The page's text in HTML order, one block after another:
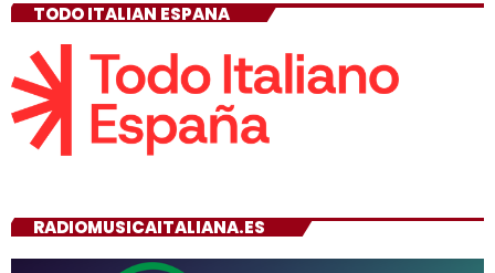
TODO ITALIAN ESPANA
RADIOMUSICAITALIANA.ES